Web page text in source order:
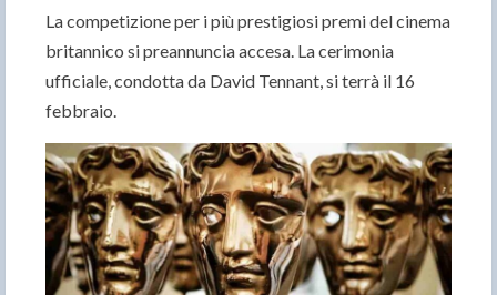
La competizione per i più prestigiosi premi del cinema
britannico si preannuncia accesa. La cerimonia
ufficiale, condotta da David Tennant, si terrà il 16
febbraio.